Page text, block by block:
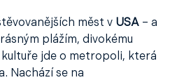
měst v USA – a
plážím, divokému
jde o metropoli, která
Nachází se na